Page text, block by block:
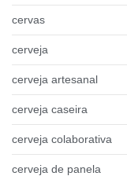
cervas
cerveja
cerveja artesanal
cerveja caseira
cerveja colaborativa
cerveja de panela